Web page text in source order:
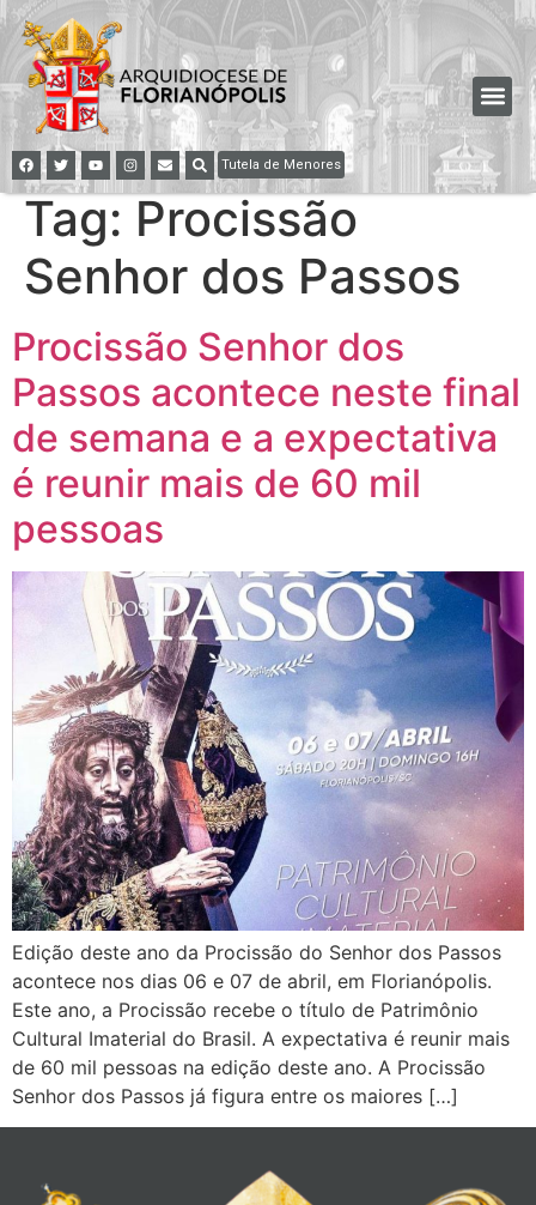
Tutela de Menores
Tag: Procissão
Senhor dos Passos
Procissão Senhor dos
Passos acontece neste final
de semana e a expectativa
é reunir mais de 60 mil
pessoas
Edição deste ano da Procissão do Senhor dos Passos
acontece nos dias 06 e 07 de abril, em Florianópolis.
Este ano, a Procissão recebe o título de Patrimônio
Cultural Imaterial do Brasil. A expectativa é reunir mais
de 60 mil pessoas na edição deste ano. A Procissão
Senhor dos Passos já figura entre os maiores […]